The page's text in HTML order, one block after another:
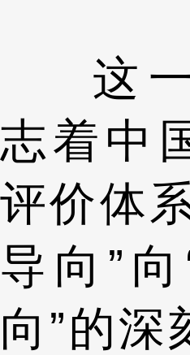
这
志着中
评价体
导向”
向”的深